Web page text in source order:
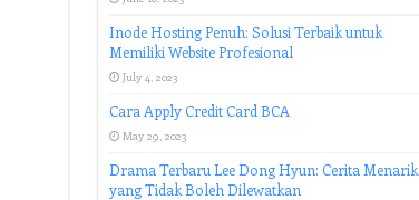
Inode Hosting Penuh: Solusi Terbaik untuk
Memiliki Website Profesional
July 4, 2023
Cara Apply Credit Card BCA
May 29, 2023
Drama Terbaru Lee Dong Hyun: Cerita Menarik
yang Tidak Boleh Dilewatkan